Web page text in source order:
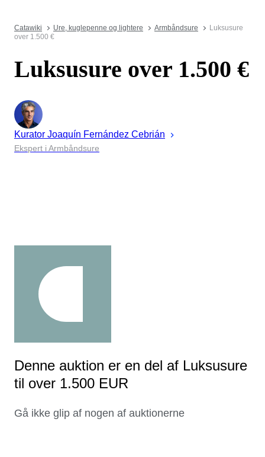
Catawiki Ure, kuglepenne og lightere Armbåndsure
Luksusure
over 1.500 €
Luksusure over 1.500 €
Kurator Joaquín Fernández Cebrián
Ekspert i Armbåndsure
Denne auktion er en del af Luksusure
til over 1.500 EUR
Gå ikke glip af nogen af auktionerne